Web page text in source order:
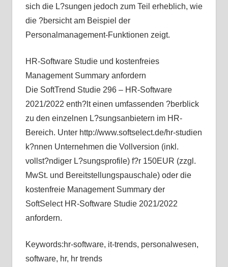
sich die L?sungen jedoch zum Teil erheblich, wie
die ?bersicht am Beispiel der
Personalmanagement-Funktionen zeigt.
HR-Software Studie und kostenfreies
Management Summary anfordern
Die SoftTrend Studie 296 – HR-Software
2021/2022 enth?lt einen umfassenden ?berblick
zu den einzelnen L?sungsanbietern im HR-
Bereich. Unter http://www.softselect.de/hr-studien
k?nnen Unternehmen die Vollversion (inkl.
vollst?ndiger L?sungsprofile) f?r 150EUR (zzgl.
MwSt. und Bereitstellungspauschale) oder die
kostenfreie Management Summary der
SoftSelect HR-Software Studie 2021/2022
anfordern.
Keywords:hr-software, it-trends, personalwesen,
software, hr, hr trends